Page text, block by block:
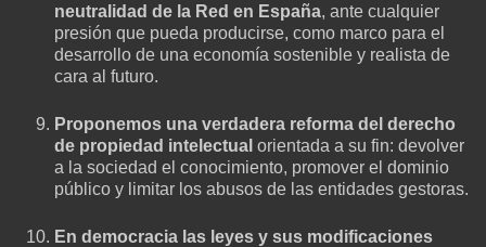
neutralidad de la Red en España, ante cualquier
presión que pueda producirse, como marco para el
desarrollo de una economía sostenible y realista de
cara al futuro.
Proponemos una verdadera reforma del derecho
de propiedad intelectual orientada a su fin: devolver
a la sociedad el conocimiento, promover el dominio
público y limitar los abusos de las entidades gestoras.
En democracia las leyes y sus modificaciones